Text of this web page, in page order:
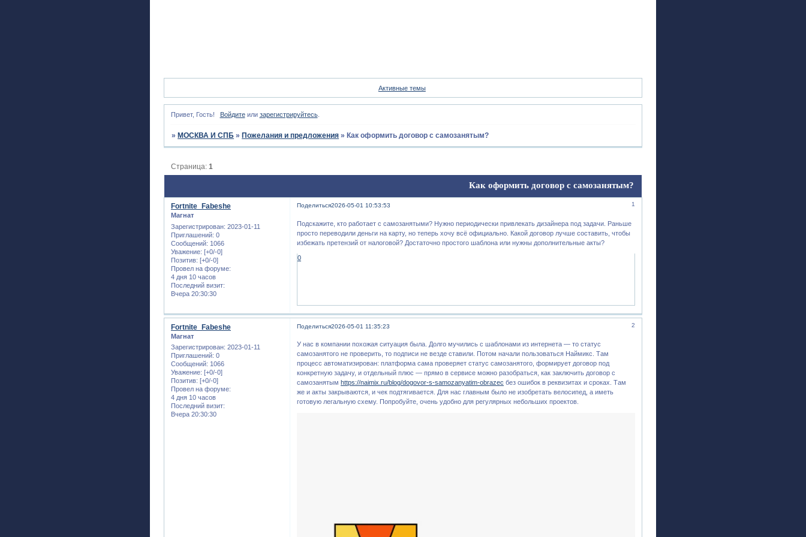
Активные темы
Привет, Гость! Войдитеили зарегистрируйтесь.
» МОСКВА И СПБ » Пожелания и предложения » Как оформить договор с самозанятым?
Как оформить договор с самозанятым?
Страница:1
Поделиться 1
2026-05-01 10:53:53
Fortnite_Fabeshe
Магнат
Зарегистрирован: 2023-01-11
Приглашений: 0
Сообщений: 1066
Уважение: [+0/-0]
Позитив: [+0/-0]
Провел на форуме:
4 дня 10 часов
Последний визит:
Вчера 20:30:30
Подскажите, кто работает с самозанятыми? Нужно периодически привлекать дизайнера под задачи. Раньше
просто переводили деньги на карту, но теперь хочу всё официально. Какой договор лучше составить, чтобы
избежать претензий от налоговой? Достаточно простого шаблона или нужны дополнительные акты?
0
Поделиться 2
2026-05-01 11:35:23
Fortnite_Fabeshe
Магнат
Зарегистрирован: 2023-01-11
Приглашений: 0
Сообщений: 1066
Уважение: [+0/-0]
Позитив: [+0/-0]
Провел на форуме:
4 дня 10 часов
Последний визит:
Вчера 20:30:30
У нас в компании похожая ситуация была. Долго мучились с шаблонами из интернета — то статус
самозанятого не проверить, то подписи не везде ставили. Потом начали пользоваться Наймикс. Там
процесс автоматизирован: платформа сама проверяет статус самозанятого, формирует договор под
конкретную задачу, и отдельный плюс — прямо в сервисе можно разобраться, как заключить договор с
самозанятым https://naimix.ru/blog/dogovor-s-samozanyatim-obrazec без ошибок в реквизитах и сроках. Там
же и акты закрываются, и чек подтягивается. Для нас главным было не изобретать велосипед, а иметь
готовую легальную схему. Попробуйте, очень удобно для регулярных небольших проектов.